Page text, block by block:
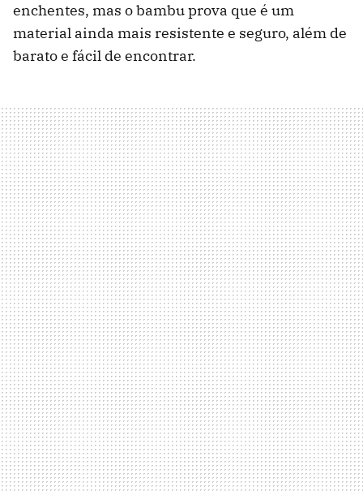
enchentes, mas o bambu prova que é um
material ainda mais resistente e seguro, além de
barato e fácil de encontrar.